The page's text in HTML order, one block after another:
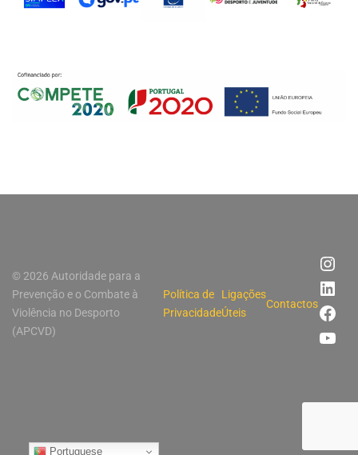
© 2026 Autoridade para a
Prevenção e o Combate à
Violência no Desporto
(APCVD)
Política de
Privacidade
Ligações
Úteis
Contactos
Portuguese